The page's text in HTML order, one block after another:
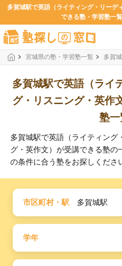
多賀城駅で英語（ライティング・リーデ
できる塾・学習塾一
宮城県の塾・学習塾一覧 多賀
多賀城駅で英語（ライ
グ・リスニング・英作
塾
多賀城駅で英語（ライティング
グ・英作文）が受講できる塾の
の条件に合う塾をお探しくださ
市区町村・駅 多賀城駅
学年